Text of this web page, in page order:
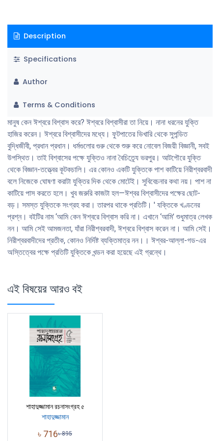
Description
Specifications
Author
Terms & Conditions
মানুষ কেন ঈশ্বরে বিশ্বাস করে? ঈশ্বরে বিশ্বাসীরা তা নিয়ে। নানা ধরনের যুক্তি
হাজির করেন। ঈশ্বরে বিশ্বাসীদের মধ্যে। ফুটপাতের ভিখারি থেকে সুপন্ডিত
বুদ্ধিজীবী, প্রধান প্রধান। ধর্মগুলাের গুরু থেকে শুরু করে নােবেল বিজয়ী বিজ্ঞানী, সবই
উপস্থিত। তাই বিশ্বাসের পক্ষে যুক্তিও নানা বৈচিত্র্যে ভরপুর। আটপৌরে যুক্তি
থেকে বিজ্ঞান-তত্ত্বের কূটকচালি। এর কোনও একটি যুক্তিকে পাশ কাটিয়ে নিরীশ্বরবাদী
বলে নিজেকে ঘােষণা করাটা যুক্তির দিক থেকে মােটেই। সুবিবেচনার কথা নয়। পাশ না
কাটিয়ে পাস করতে হলে। খুব জরুরি কাজটা হল—ঈশ্বর বিশ্বাসীদের পক্ষের ছােট-
বড়। সমস্ত যুক্তিকে সংগ্রহ করা। তারপর থাকে প্রতিটি। ' যক্তিকে খণ্ডনের
প্রশ্ন। বইটির নাম ‘আমি কেন ঈশ্বরে বিশ্বাস করি না। এখানে ‘আমি’ শুধুমাত্র লেখক
নন। আমি সেই আমজনতা, যাঁরা নিরীশ্বরবাদী, ঈশ্বরে বিশ্বাস করেন না। আমি সেই।
নিরীশ্বরবাদীদের প্রতীক, কোনও নির্দিষ্ট ব্যক্তিমাত্র নন।। ঈশ্বর-আল্লা-গড-এর
অস্তিত্বের পক্ষে প্রতিটি যুক্তিকে খন্ডন করা হয়েছে এই গ্রন্থে।
এই বিষয়ের আরও বই
শাহাদুজ্জামান রচনাসংগ্রহ ৫
শাহাদুজ্জামান
৳ 716৳895